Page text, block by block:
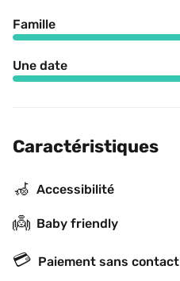
Famille
Une date
Caractéristiques
🦽 Accessibilité
👼 Baby friendly
💳 Paiement sans contact